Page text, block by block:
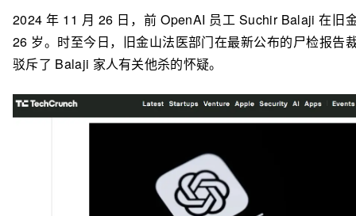
2024 年 11 月 26 日，前 OpenAI 员工 Suchir Balaji 在旧
26 岁。时至今日，旧金山法医部门在最新公布的尸检报告
驳斥了 Balaji 家人有关他杀的怀疑。